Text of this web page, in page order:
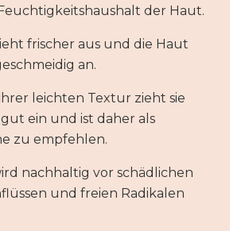
der Haut.
frischer aus und die Haut
an.
leichten Textur zieht sie
ein und ist daher als
zu empfehlen.
nachhaltig vor schädlichen
und freien Radikalen